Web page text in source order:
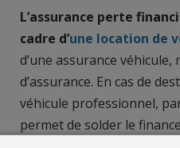
L’assurance perte
cadre d’une location de
d’une assurance véhicule,
d’assurance. En cas de
véhicule professionnel,
permet de solder le